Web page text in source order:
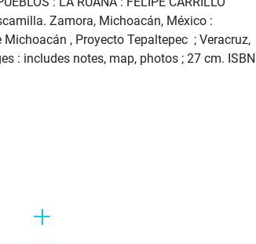
Zamora, Michoacán, México :
, Proyecto Tepaltepec ; Veracruz,
: includes notes, map, photos ; 27 cm. ISBN